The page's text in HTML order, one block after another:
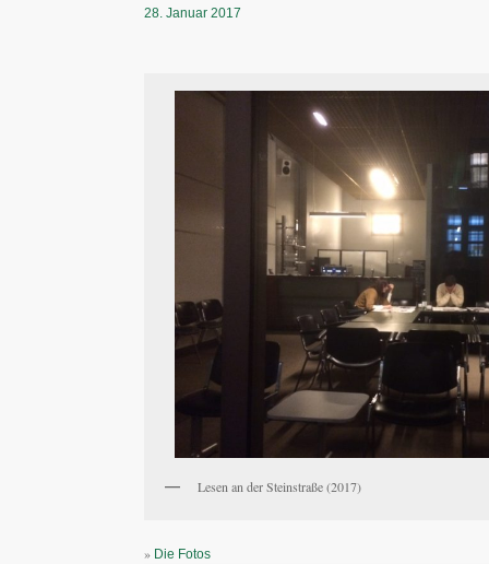
28. Januar 2017
Lesen an der Steinstraße (2017)
» Die Fotos